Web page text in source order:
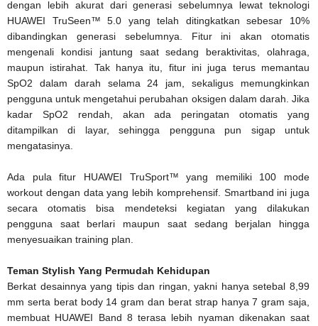
dengan lebih akurat dari generasi sebelumnya lewat teknologi
HUAWEI TruSeen™ 5.0 yang telah ditingkatkan sebesar 10%
dibandingkan generasi sebelumnya. Fitur ini akan otomatis
mengenali kondisi jantung saat sedang beraktivitas, olahraga,
maupun istirahat. Tak hanya itu, fitur ini juga terus memantau
SpO2 dalam darah selama 24 jam, sekaligus memungkinkan
pengguna untuk mengetahui perubahan oksigen dalam darah. Jika
kadar SpO2 rendah, akan ada peringatan otomatis yang
ditampilkan di layar, sehingga pengguna pun sigap untuk
mengatasinya.
Ada pula fitur HUAWEI TruSport™ yang memiliki 100 mode
workout dengan data yang lebih komprehensif. Smartband ini juga
secara otomatis bisa mendeteksi kegiatan yang dilakukan
pengguna saat berlari maupun saat sedang berjalan hingga
menyesuaikan training plan.
Teman Stylish Yang Permudah Kehidupan
Berkat desainnya yang tipis dan ringan, yakni hanya setebal 8,99
mm serta berat body 14 gram dan berat strap hanya 7 gram saja,
membuat HUAWEI Band 8 terasa lebih nyaman dikenakan saat